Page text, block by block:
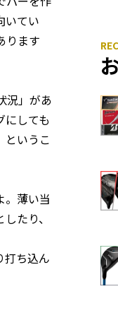
いてい
ります
況」があ
にしても
というこ
。薄い当
たり、
打ち込ん